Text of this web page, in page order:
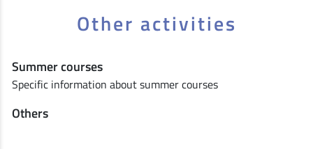
Other activities
Summer courses
Specific information about summer courses
Others